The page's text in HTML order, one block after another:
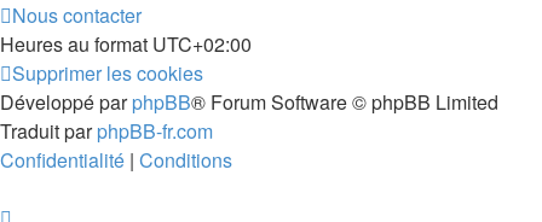
Nous contacter
Heures au format UTC+02:00
Supprimer les cookies
Développé parphpBB® Forum Software © phpBB Limited
Traduit parphpBB-fr.com
Confidentialité | Conditions